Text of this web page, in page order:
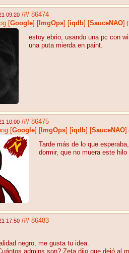
09:20 /#/ 86474
[Google] [ ImgOps] [iqdb] [SauceNAO]
estoy ebrio, usando una pc con
una puta mierda en paint.
10:00 /#/ 86475
[Google] [ ImgOps] [iqdb] [SauceNAO]
Tarde más de lo que
dormir, que no muera este hilo
17:50 /#/ 86483
negro, me gusta tu idea.
admins son? Zeta dijo que dejó al